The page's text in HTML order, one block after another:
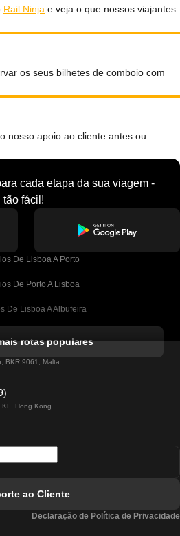
Rail Ninja e veja o que nossos viajantes
os seus bilhetes de comboio com
nosso apoio ao cliente antes ou
cada etapa da sua viagem -
fácil!
De Lisboa A Porto
De Porto A Lisboa
De Lisboa A Albufeira
De Lisboa A Lagos
De Lisboa A Madrid
rotas populares
BKR 9061, Malta
KL, Hong Kong
ao Cliente
Declaração de Política de Privacidade